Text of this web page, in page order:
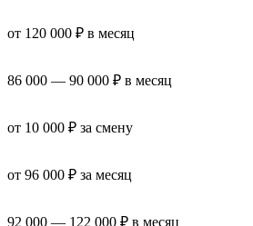
от 120 000 ₽ в месяц
86 000 — 90 000 ₽ в месяц
от 10 000 ₽ за смену
от 96 000 ₽ за месяц
92 000 — 122 000 ₽ в месяц